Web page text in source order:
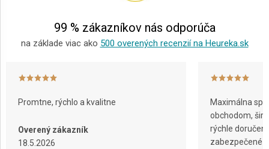
99 % zákazníkov nás odporúča
na základe viac ako 500 overených recenzií na Heureka.sk
Promtne, rýchlo a kvalitne
Overený zákazník
18.5.2026
Maximálna
obchodom,
rýchle
zabezpečené